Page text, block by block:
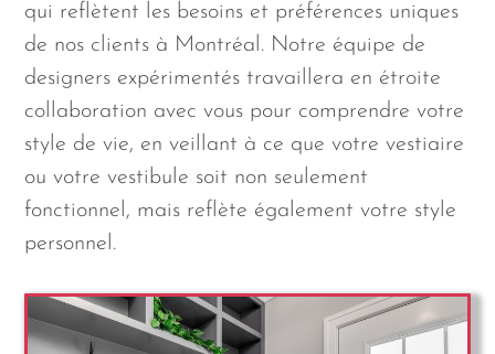
qui reflètent les besoins et préférences uniques
de nos clients à Montréal. Notre équipe de
designers expérimentés travaillera en étroite
collaboration avec vous pour comprendre votre
style de vie, en veillant à ce que votre vestiaire
ou votre vestibule soit non seulement
fonctionnel, mais reflète également votre style
personnel.